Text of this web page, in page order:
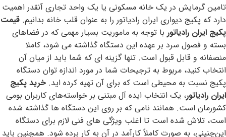
تامین گرمایش در یک خانه مسکونی یا یک واحد تجاری آنقدر اهمیت
دارد که پکیج دیواری ایران رادیاتور را به عنوان قلب خانه بدانیم. قیمت
پکیج ایران رادیاتور با توجه به ماموریت بسیار مهمی که در فضاهای
بسته و فصول سرد بر عهده این دستگاه گذاشته می شود، کاملا
منصفانه و قابل قبول است. تنها گزینه ای که شما باید از میان آن
انتخاب کنید، مربوط به ترجیحات شما در مورد اندازه توان دستگاه
پکیج نسبت به محیطی است که برای آن تهیه کرده اید. خرید پکیج
ایران رادیاتور، یک انتخاب ایده آل مبتنی بر خواسته‌های کاربران بومی
کشورمان است. همانند نامی که بر روی این دستگاه ها گذاشته شده
است، تلاش شده است تا اغلب ویژگی های فنی لازم برای دستگاه
این‌چنینی، به صورت کاملاً کارآمد در آن به کار برده شود. همچنین باید